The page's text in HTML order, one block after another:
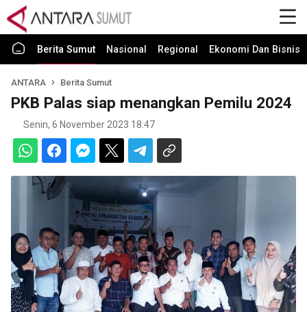
Berita Sumut Nasional Regional Ekonomi Dan Bisnis
ANTARA Berita Sumut
PKB Palas siap menangkan Pemilu 2024
Senin, 6 November 2023 18:47